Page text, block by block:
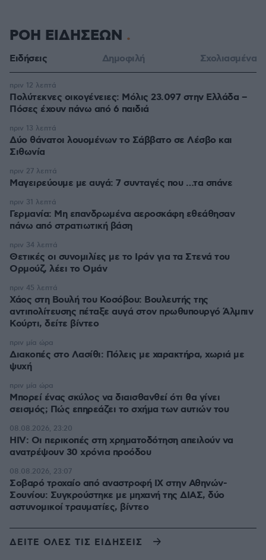
ΡΟΗ ΕΙΔΗΣΕΩΝ
Ειδήσεις Δημοφιλή Σχολιασμένα
Πολύτεκνες οικογένειες: Μόλις 23.097 στην Ελλάδα –
Πόσες έχουν πάνω από 6 παιδιά
πριν 12 λεπτά
Δύο θάνατοι λουομένων το Σάββατο σε Λέσβο και
Σιθωνία
πριν 13 λεπτά
Μαγειρεύουμε με αυγά: 7 συνταγές που …τα σπάνε
πριν 27 λεπτά
Γερμανία: Μη επανδρωμένα αεροσκάφη εθεάθησαν
πάνω από στρατιωτική βάση
πριν 31 λεπτά
Θετικές οι συνομιλίες με το Ιράν για τα Στενά του
Ορμούζ, λέει το Ομάν
πριν 34 λεπτά
Χάος στη Βουλή του Κοσόβου: Βουλευτής της
αντιπολίτευσης πέταξε αυγά στον πρωθυπουργό Άλμπιν
Κούρτι, δείτε βίντεο
πριν 45 λεπτά
Διακοπές στο Λασίθι: Πόλεις με χαρακτήρα, χωριά με
ψυχή
πριν μία ώρα
Μπορεί ένας σκύλος να διαισθανθεί ότι θα γίνει
σεισμός; Πώς επηρεάζει το σχήμα των αυτιών του
πριν μία ώρα
HIV: Οι περικοπές στη χρηματοδότηση απειλούν να
ανατρέψουν 30 χρόνια προόδου
08.08.2026, 23:20
Σοβαρό τροχαίο από αναστροφή ΙΧ στην Αθηνών-
Σουνίου: Συγκρούστηκε με μηχανή της ΔΙΑΣ, δύο
αστυνομικοί τραυματίες, βίντεο
08.08.2026, 23:07
ΔΕΙΤΕ ΟΛΕΣ ΤΙΣ ΕΙΔΗΣΕΙΣ